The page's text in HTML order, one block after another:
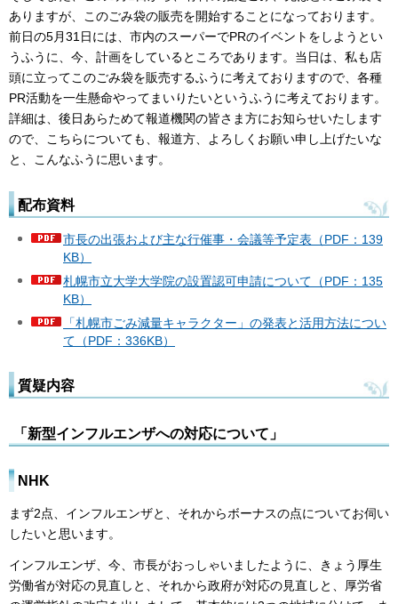
ありますが、このごみ袋の販売を開始することになっております。
前日の5月31日には、市内のスーパーでPRのイベントをしようとい
うふうに、今、計画をしているところであります。当日は、私も店
頭に立ってこのごみ袋を販売するふうに考えておりますので、各種
PR活動を一生懸命やってまいりたいというふうに考えております。
詳細は、後日あらためて報道機関の皆さま方にお知らせいたします
ので、こちらについても、報道方、よろしくお願い申し上げたいな
と、こんなふうに思います。
配布資料
市長の出張および主な行催事・会議等予定表（PDF：139
KB）
札幌市立大学大学院の設置認可申請について（PDF：135
KB）
「札幌市ごみ減量キャラクター」の発表と活用方法につい
て（PDF：336KB）
質疑内容
「新型インフルエンザへの対応について」
NHK
まず2点、インフルエンザと、それからボーナスの点についてお伺い
したいと思います。
インフルエンザ、今、市長がおっしゃいましたように、きょう厚生
労働省が対応の見直しと、それから政府が対応の見直しと、厚労省